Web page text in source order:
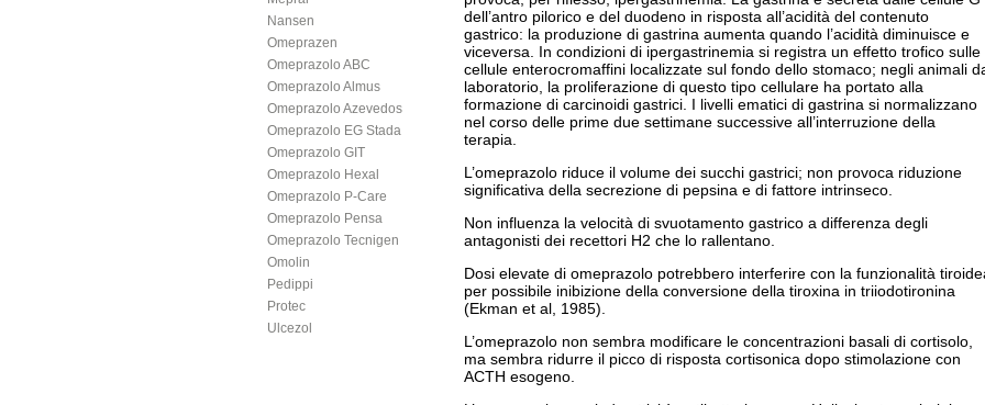
Nansen
Omeprazen
Omeprazolo ABC
Omeprazolo Almus
Omeprazolo Azevedos
Omeprazolo EG Stada
Omeprazolo GIT
Omeprazolo Hexal
Omeprazolo P-Care
Omeprazolo Pensa
Omeprazolo Tecnigen
Omolin
Pedippi
Protec
Ulcezol
dell’antro pilorico e del duodeno in risposta all’acidità del contenuto
gastrico: la produzione di gastrina aumenta quando l’acidità diminuisce e
viceversa. In condizioni di ipergastrinemia si registra un effetto trofico sulle
cellule enterocromaffini localizzate sul fondo dello stomaco; negli animali
laboratorio, la proliferazione di questo tipo cellulare ha portato alla
formazione di carcinoidi gastrici. I livelli ematici di gastrina si normalizzano
nel corso delle prime due settimane successive all’interruzione della
terapia.
L’omeprazolo riduce il volume dei succhi gastrici; non provoca riduzione
significativa della secrezione di pepsina e di fattore intrinseco.
Non influenza la velocità di svuotamento gastrico a differenza degli
antagonisti dei recettori H2 che lo rallentano.
Dosi elevate di omeprazolo potrebbero interferire con la funzionalità
per possibile inibizione della conversione della tiroxina in triiodotironina
(Ekman et al, 1985).
L’omeprazolo non sembra modificare le concentrazioni basali di cortisolo,
ma sembra ridurre il picco di risposta cortisonica dopo stimolazione con
ACTH esogeno.